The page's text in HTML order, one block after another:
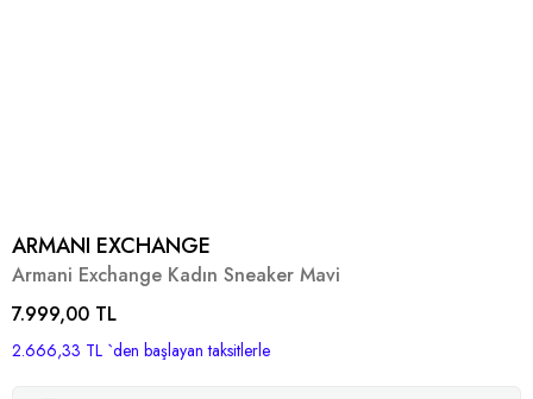
ARMANI EXCHANGE
Armani Exchange Kadın Sneaker Mavi
7.999,00 TL
2.666,33 TL `den başlayan taksitlerle